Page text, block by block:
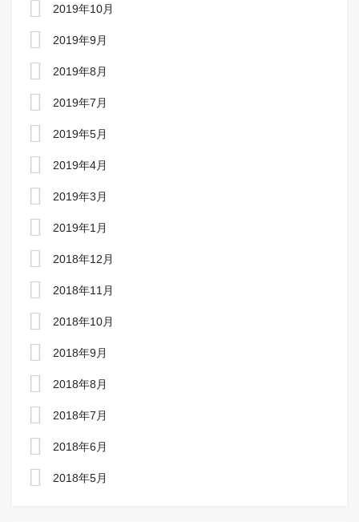
2019年10月
2019年9月
2019年8月
2019年7月
2019年5月
2019年4月
2019年3月
2019年1月
2018年12月
2018年11月
2018年10月
2018年9月
2018年8月
2018年7月
2018年6月
2018年5月